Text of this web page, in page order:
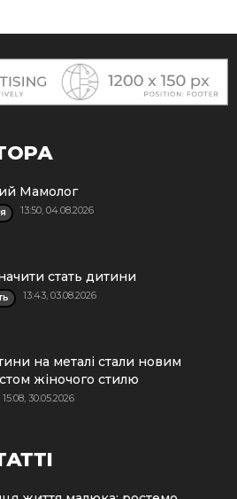
Мамолог
13:50, 04.08.2026
стать дитини
13:43, 03.08.2026
на металі стали новим
жіночого стилю
15:08, 30.05.2026